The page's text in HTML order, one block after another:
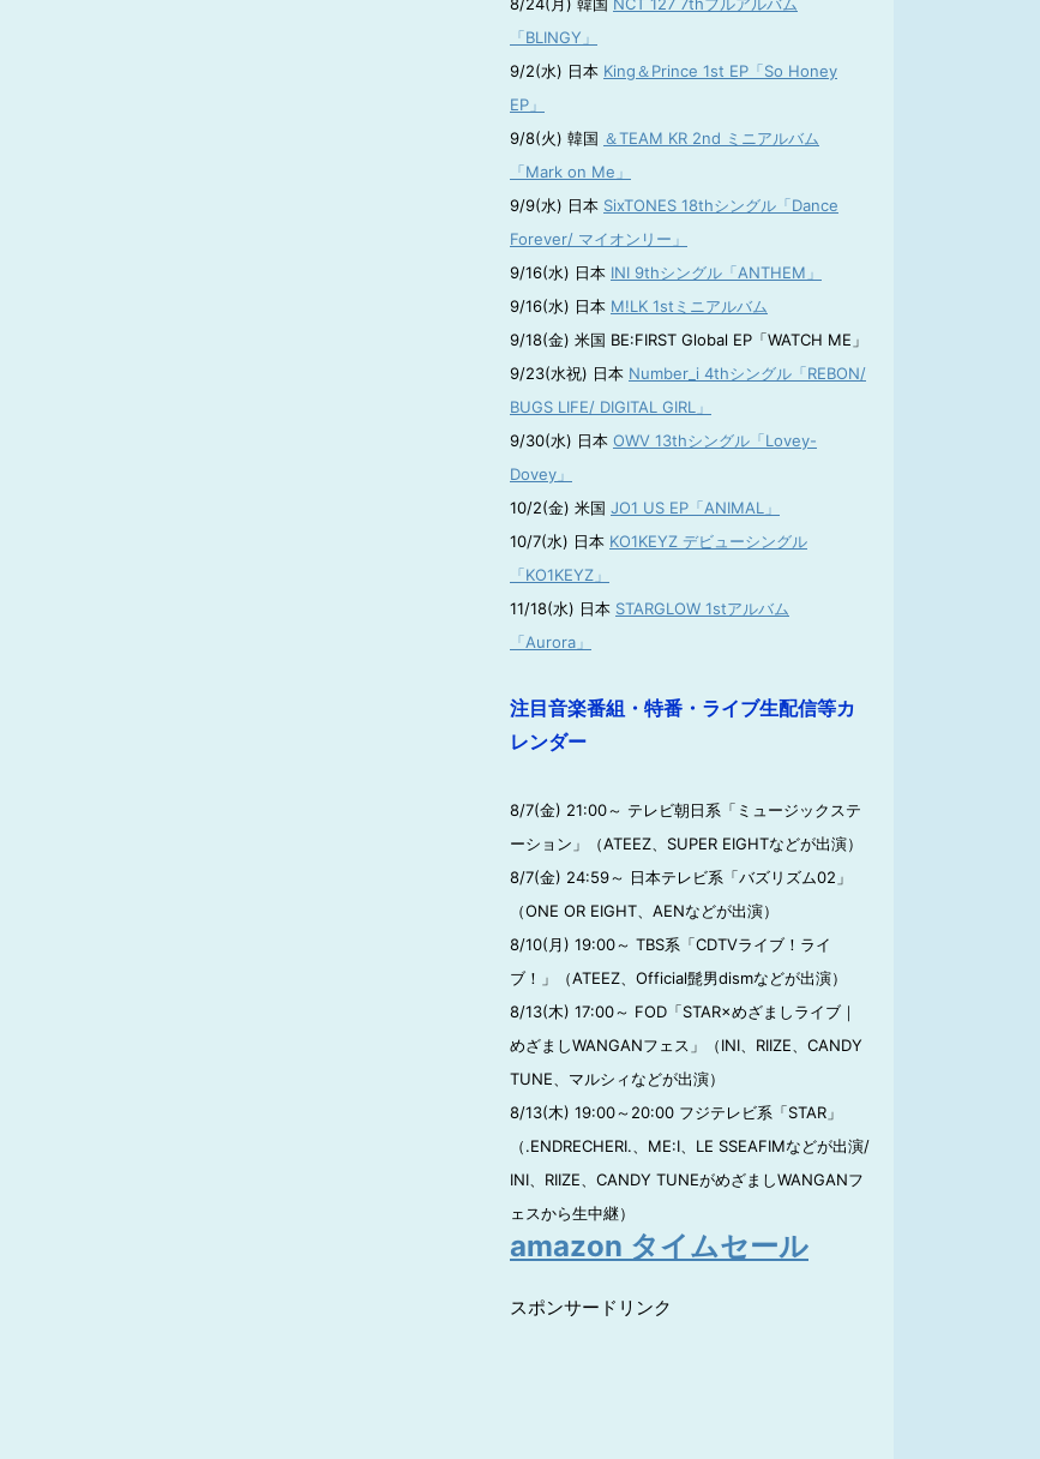
「BLINGY」
9/2(水) 日本 King＆Prince 1st EP「So Honey
EP」
9/8(火) 韓国 ＆TEAM KR 2nd ミニアルバム
「Mark on Me」
9/9(水) 日本 SixTONES 18thシングル「Dance
Forever/ マイオンリー」
9/16(水) 日本 INI 9thシングル「ANTHEM」
9/16(水) 日本 M!LK 1stミニアルバム
9/18(金) 米国 BE:FIRST Global EP「WATCH ME」
9/23(水祝) 日本 Number_i 4thシングル「REBON/
BUGS LIFE/ DIGITAL GIRL」
9/30(水) 日本 OWV 13thシングル「Lovey-
Dovey」
10/2(金) 米国 JO1 US EP「ANIMAL」
10/7(水) 日本 KO1KEYZ デビューシングル
「KO1KEYZ」
11/18(水) 日本 STARGLOW 1stアルバム
「Aurora」
注目音楽番組・特番・ライブ生配信等カ
レンダー
8/7(金) 21:00～ テレビ朝日系「ミュージックステ
ーション」（ATEEZ、SUPER EIGHTなどが出演）
8/7(金) 24:59～ 日本テレビ系「バズリズム02」
（ONE OR EIGHT、AENなどが出演）
8/10(月) 19:00～ TBS系「CDTVライブ！ライ
ブ！」（ATEEZ、Official髭男dismなどが出演）
8/13(木) 17:00～ FOD「STAR×めざましライブ｜
めざましWANGANフェス」（INI、RIIZE、CANDY
TUNE、マルシィなどが出演）
8/13(木) 19:00～20:00 フジテレビ系「STAR」
（.ENDRECHERI.、ME:I、LE SSEAFIMなどが出演/
INI、RIIZE、CANDY TUNEがめざましWANGANフ
ェスから生中継）
amazon タイムセール
スポンサードリンク